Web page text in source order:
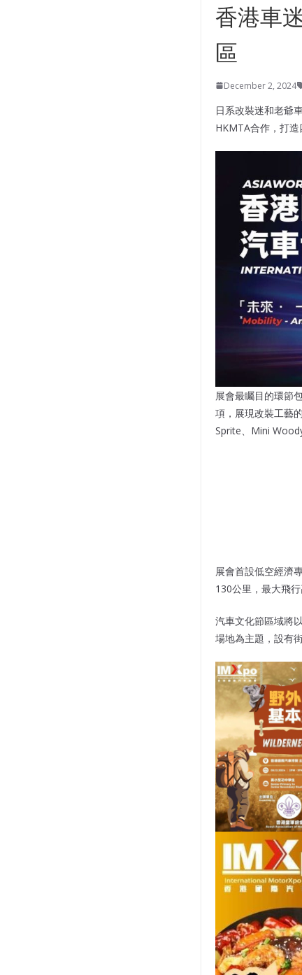
香港車
區
December 2, 2024
日系改裝迷和老爺
HKMTA合作，打造
展會最矚目的環節
項，展現改裝工藝
Sprite、Mini
展會首設低空經濟
130公里，最大飛
汽車文化節區域將
場地為主題，設有